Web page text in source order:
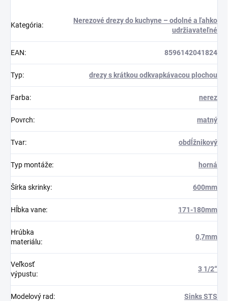
Kategória:
Nerezové drezy do kuchyne – odolné a ľahko
udržiavateľné
EAN: 8596142041824
Typ: drezy s krátkou odkvapkávacou plochou
Farba: nerez
Povrch: matný
Tvar: obdĺžnikový
Typ montáže: horná
Šírka skrinky: 600mm
Hĺbka vane: 171-180mm
Hrúbka
materiálu:
0,7mm
Veľkosť
výpustu:
3 1/2“
Modelový rad: Sinks STS